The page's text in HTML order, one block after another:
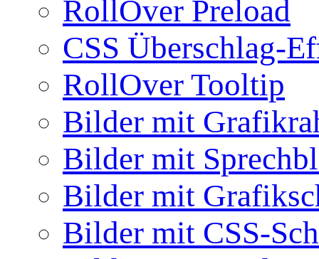
RollOver Preload
CSS Überschlag-
RollOver Tooltip
Bilder mit
Bilder mit
Bilder mit
Bilder mit CSS-